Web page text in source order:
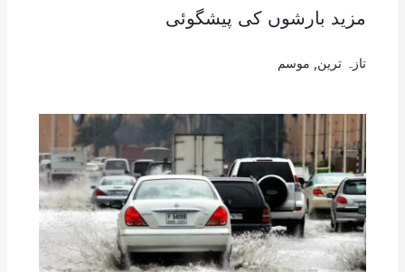
مزید بارشوں کی پیشگوئی
تازہ ترین موسم